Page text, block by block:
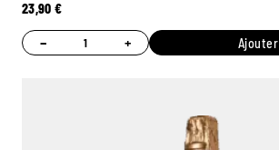
23,90€
− + Ajouter